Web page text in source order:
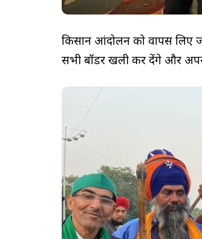
किसान आंदोलन को वापस लिए
सभी बॉर्डर खली कर देंगे और